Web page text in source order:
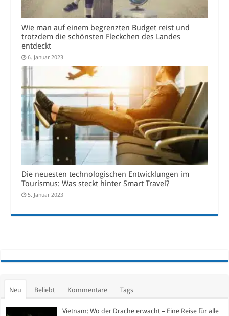
Wie man auf einem begrenzten Budget reist und
trotzdem die schönsten Fleckchen des Landes
entdeckt
6. Januar 2023
Die neuesten technologischen Entwicklungen im
Tourismus: Was steckt hinter Smart Travel?
5. Januar 2023
Neu Beliebt Kommentare Tags
Vietnam: Wo der Drache erwacht – Eine Reise für alle